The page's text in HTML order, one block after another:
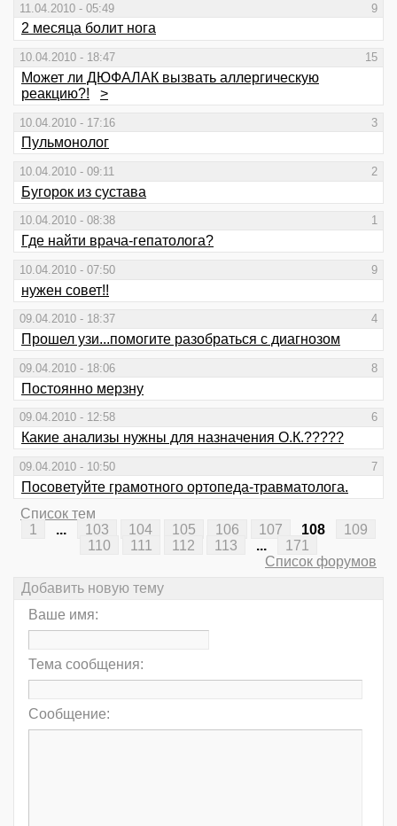
11.04.2010 - 05:49 9
2 месяца болит нога
10.04.2010 - 18:47 15
Может ли ДЮФАЛАК вызвать аллергическую
реакцию?!
>
10.04.2010 - 17:16 3
Пульмонолог
10.04.2010 - 09:11 2
Бугорок из сустава
10.04.2010 - 08:38 1
Где найти врача-гепатолога?
10.04.2010 - 07:50 9
нужен совет!!
09.04.2010 - 18:37 4
Прошел узи...помогите разобраться с диагнозом
09.04.2010 - 18:06 8
Постоянно мерзну
09.04.2010 - 12:58 6
Какие анализы нужны для назначения О.К.?????
09.04.2010 - 10:50 7
Посоветуйте грамотного ортопеда-травматолога.
Список тем
1
... 103 104 105 106 107 108
109
110
111 112 113 ...
171
Список форумов
Добавить новую тему
Ваше имя:
Тема сообщения:
Сообщение: